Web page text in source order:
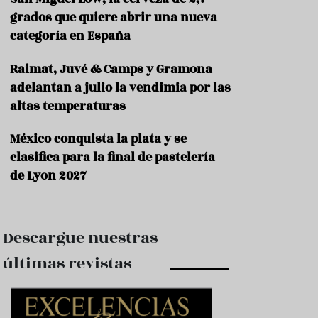
s
r
a
n
F
n
grados que quiere abrir una nueva
categoría en España
Raimat, Juvé & Camps y Gramona
adelantan a julio la vendimia por las
altas temperaturas
México conquista la plata y se
clasifica para la final de pastelería
de Lyon 2027
Descargue nuestras
últimas revistas